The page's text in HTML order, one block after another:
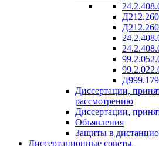
Диссертации,
рассмотрению
Диссертации,
Объявления
Защиты в
Диссертационные советы